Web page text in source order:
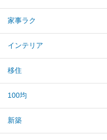
家事ラク
インテリア
移住
100均
新築